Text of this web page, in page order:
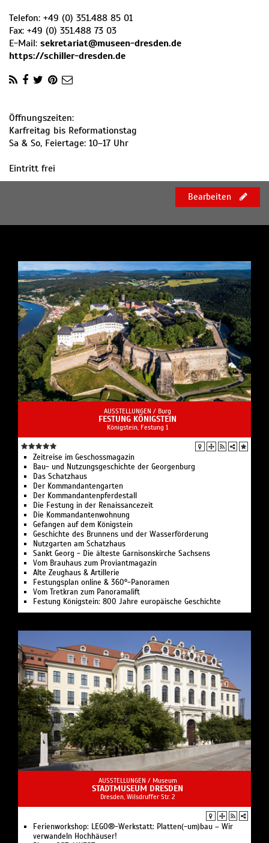
Telefon: +49 (0) 351.488 85 01
Fax: +49 (0) 351.488 73 03
E-Mail: sekretariat@museen-dresden.de
https://schiller-dresden.de
Öffnungszeiten:
Karfreitag bis Reformationstag
Sa & So, Feiertage: 10–17 Uhr
Eintritt frei
Bearbeiten
AUSSTELLUNGEN / Burg
FESTUNG KÖNIGSTEIN
Königstein, Festung 1
Zeitreise im Geschossmagazin
Bau- und Nutzungsgeschichte der Georgenburg
Das Schatzhaus
Der Kommandantengarten
Der Kommandantenpferdestall
Die Festung in der Renaissancezeit
Die Kommandantenwohnung
Gefangen auf dem Königstein
Geschichte des Brunnens und der Wasserförderung
Nutzgarten am Schatzhaus
Sankt Georg - Die älteste Garnisonskirche Sachsens
Vom Brauhaus zum Proviantmagazin
Alte Zeughaus & Artillerie
Festungsplan online & 360°-Panoramen
Vom Tretkran zum Panoramalift
Festung Königstein: 800 Jahre europäische Geschichte
AUSSTELLUNGEN / Museum
STADTMUSEUM DRESDEN
Dresden, Wilsdruffer Str. 2
Ferienworkshop: LEGO®-Werkstatt: Platten(-um)bau – Wir
verwandeln Hochhäuser!